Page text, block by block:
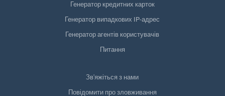
Генератор кредитних карток
Генератор випадкових IP-адрес
Генератор агентів користувачів
Питання
Зв'яжіться з нами
Повідомити про зловживання